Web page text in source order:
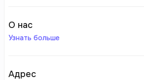
О нас
Узнать больше
Адрес